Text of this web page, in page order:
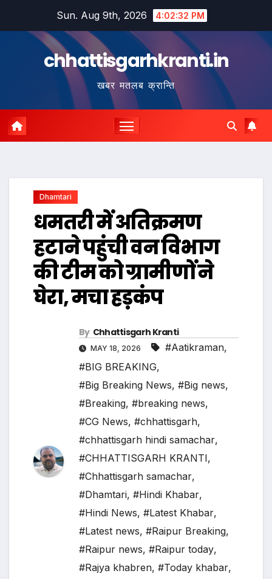
Sun. Aug 9th, 2026 4:02:32 PM
chhattisgarhkranti.in
खबर मतलब क्रान्ति
Dhamtari
धमतरी में अतिक्रमण
हटाने पहुंची वन विभाग
की टीम को ग्रामीणों ने
घेरा, मचा हड़कंप
By Chhattisgarh Kranti
MAY 18, 2026 #Aatikraman,
#BIG BREAKING,
#Big Breaking News, #Big news,
#Breaking, #breaking news,
#CG News, #chhattisgarh,
#chhattisgarh hindi samachar,
#CHHATTISGARH KRANTI,
#Chhattisgarh samachar,
#Dhamtari, #Hindi Khabar,
#Hindi News, #Latest Khabar,
#Latest news, #Raipur Breaking,
#Raipur news, #Raipur today,
#Rajya khabren, #Today khabar,